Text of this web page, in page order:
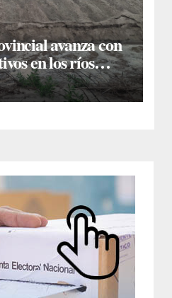
avanza con
en los ríos
en los Bajos